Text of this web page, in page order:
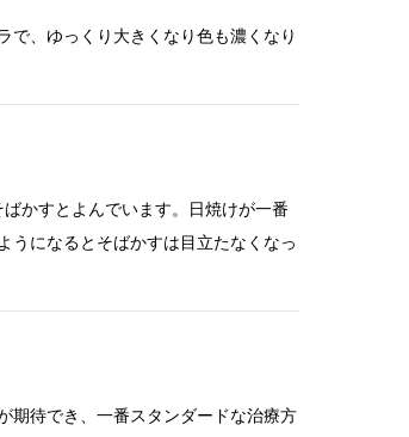
で、ゆっくり大きくなり色も濃くなり
かすとよんでいます。日焼けが一番
うになるとそばかすは目立たなくなっ
期待でき、一番スタンダードな治療方